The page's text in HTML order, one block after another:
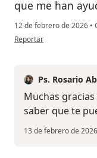
que me han
12 de febrero de 2026 •
en opinión del usuario
Reportar
Ps. Rosario
Muchas
saber que te
13 de febrero de 2026